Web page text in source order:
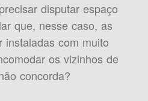
disputar espaço
que, nesse caso, as
instaladas com muito
os vizinhos de
concorda?